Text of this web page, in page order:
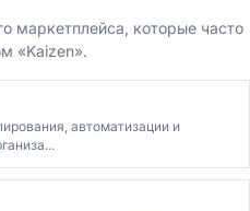
маркетплейса, которые часто
«Kaizen».
автоматизации и